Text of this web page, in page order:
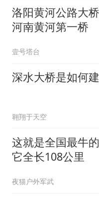
洛阳黄河公路大
河南黄河第一桥
壹号塔台
深水大桥是如何
翱翔于天空
这就是全国最牛
它全长108公里
夜猫户外军武